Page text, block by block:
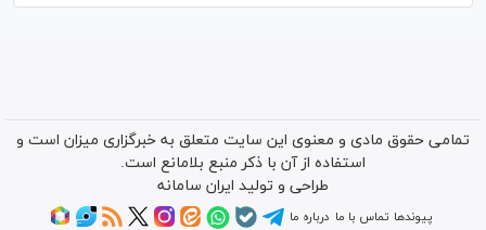
تمامی حقوق مادی و معنوی این سایت متعلق به خبرگزاری میزان است و
استفاده از آن با ذکر منبع بلامانع است.
طراحی و تولید ایران سامانه
پیوندها تماس با ما درباره ما